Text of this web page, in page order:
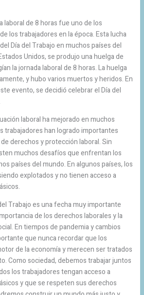
laboral de 8 horas fue uno de los
los trabajadores en la época. Esta lucha
Día del Trabajo en muchos países del
Unidos, se produjo una huelga de
la jornada laboral de 8 horas. La huelga
y hubo varios muertos y heridos. En
evento, se decidió celebrar el Día del
laboral ha mejorado en muchos
trabajadores han logrado importantes
derechos y protección laboral. Sin
muchos desafíos que enfrentan los
países del mundo. En algunos países, los
explotados y no tienen acceso a
Trabajo es una fecha muy importante
de los derechos laborales y la
En tiempos de pandemia y cambios
que nunca recordar que los
de la economía y merecen ser tratados
Como sociedad, debemos trabajar juntos
los trabajadores tengan acceso a
y que se respeten sus derechos